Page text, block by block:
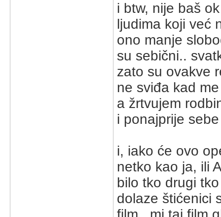
i btw, nije baš
ljudima koji već
ono manje
su sebični..
zato su ovakve
ne sviđa kad
a žrtvujem
i ponajprije
i, iako će ovo
netko kao ja, ili
bilo tko drugi
dolaze štićenici